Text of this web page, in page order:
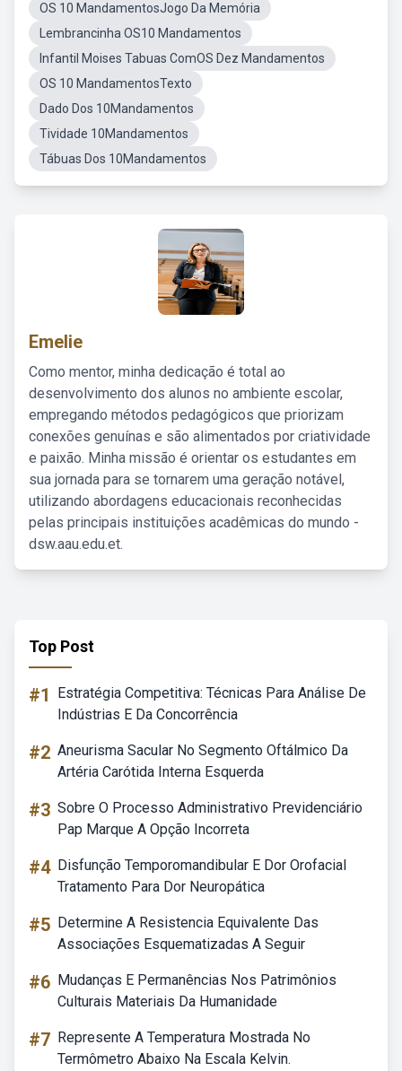
OS 10 MandamentosJogo Da Memória
Lembrancinha OS10 Mandamentos
Infantil Moises Tabuas ComOS Dez Mandamentos
OS 10 MandamentosTexto
Dado Dos 10Mandamentos
Tividade 10Mandamentos
Tábuas Dos 10Mandamentos
Emelie
Como mentor, minha dedicação é total ao
desenvolvimento dos alunos no ambiente escolar,
empregando métodos pedagógicos que priorizam
conexões genuínas e são alimentados por criatividade
e paixão. Minha missão é orientar os estudantes em
sua jornada para se tornarem uma geração notável,
utilizando abordagens educacionais reconhecidas
pelas principais instituições acadêmicas do mundo -
dsw.aau.edu.et.
Top Post
#1
Estratégia Competitiva: Técnicas Para Análise De
Indústrias E Da Concorrência
#2 Aneurisma Sacular No Segmento Oftálmico Da
Artéria Carótida Interna Esquerda
#3 Sobre O Processo Administrativo Previdenciário
Pap Marque A Opção Incorreta
#4 Disfunção Temporomandibular E Dor Orofacial
Tratamento Para Dor Neuropática
#5 Determine A Resistencia Equivalente Das
Associações Esquematizadas A Seguir
#6 Mudanças E Permanências Nos Patrimônios
Culturais Materiais Da Humanidade
#7 Represente A Temperatura Mostrada No
Termômetro Abaixo Na Escala Kelvin.